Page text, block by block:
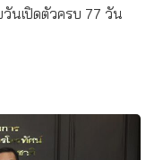
นเปิดตัวครบ 77 วัน